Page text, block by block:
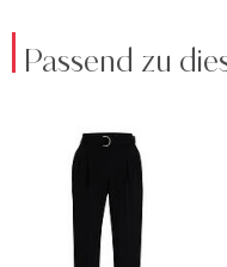
Passend zu